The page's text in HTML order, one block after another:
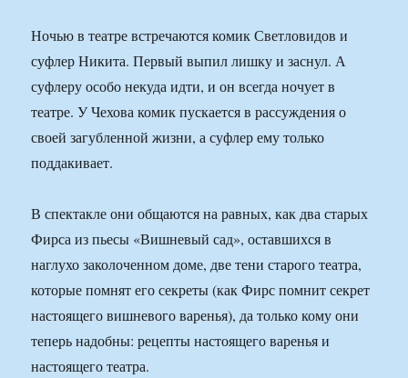
Ночью в театре встречаются комик Светловидов и
суфлер Никита. Первый выпил лишку и заснул. А
суфлеру особо некуда идти, и он всегда ночует в
театре. У Чехова комик пускается в рассуждения о
своей загубленной жизни, а суфлер ему только
поддакивает.
В спектакле они общаются на равных, как два старых
Фирса из пьесы «Вишневый сад», оставшихся в
наглухо заколоченном доме, две тени старого театра,
которые помнят его секреты (как Фирс помнит секрет
настоящего вишневого варенья), да только кому они
теперь надобны: рецепты настоящего варенья и
настоящего театра.